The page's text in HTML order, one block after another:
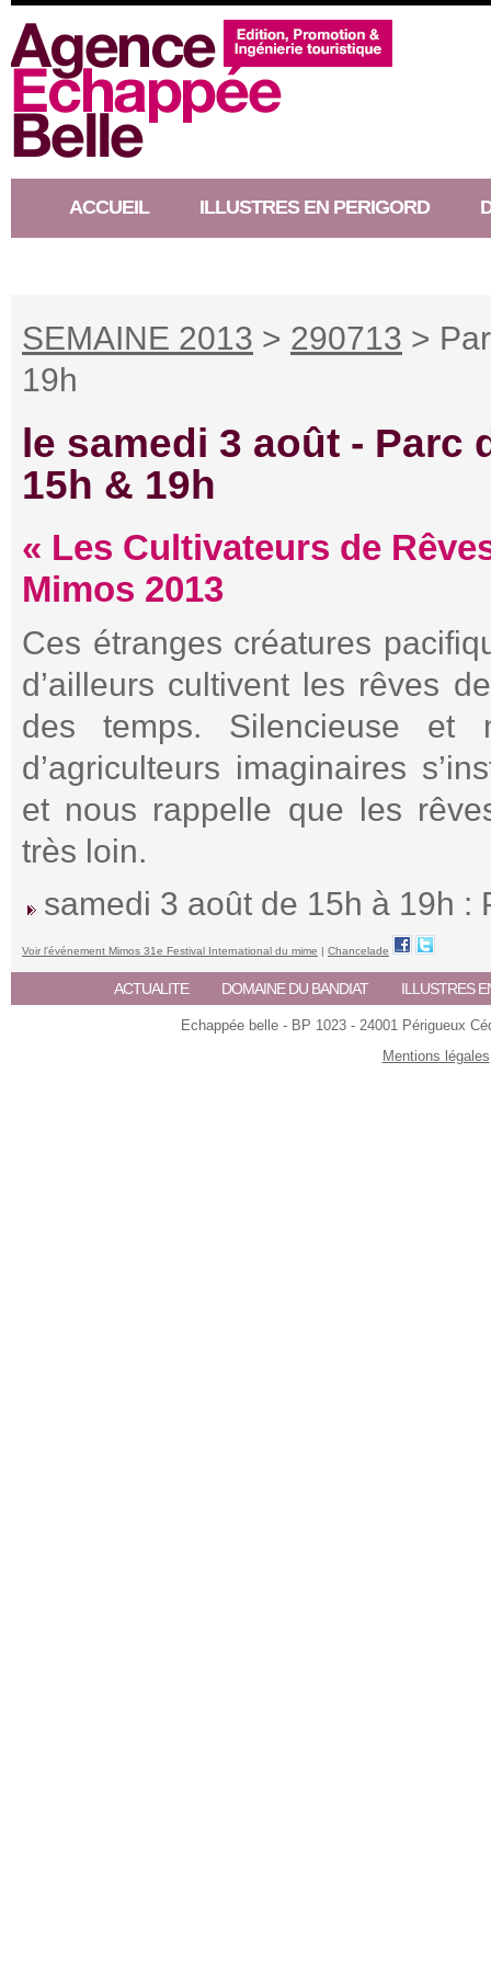
ACCUEIL ILLUSTRES EN PERIGORD
SEMAINE 2013 > 290713 >
19h
le samedi 3 août - Parc
15h & 19h
« Les Cultivateurs de
Mimos 2013
Ces étranges créatures
d’ailleurs cultivent les rêves
des temps. Silencieuse et
d’agriculteurs imaginaires
et nous rappelle que les
très loin.
samedi 3 août de 15h à 19h :
Voir l'événement Mimos 31e Festival International du mime | Chancelade
ACTUALITE DOMAINE DU BANDIAT ILLUSTRES
Echappée belle - BP 1023 - 24001 Périgueux
Mentions légales